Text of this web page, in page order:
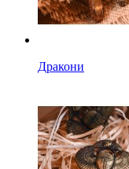
Дракони